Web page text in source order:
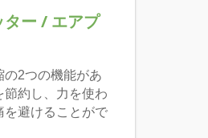
ター / エアプ
の2つの機能があ
節約し、力を使わ
を避けることがで